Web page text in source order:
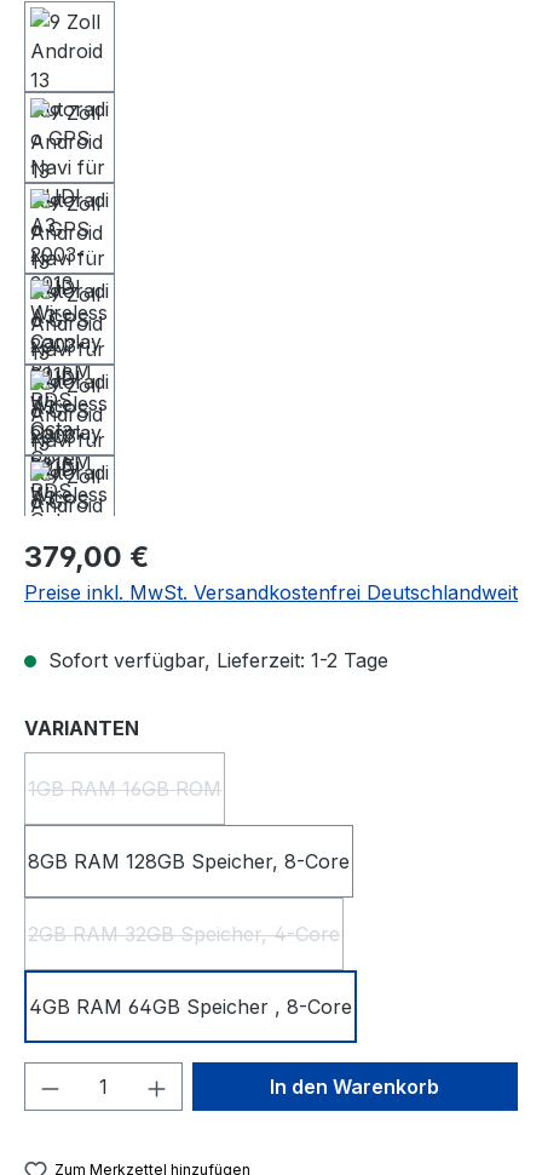
Regulärer Preis:
379,00 €
Preise inkl. MwSt. Versandkostenfrei Deutschlandweit
Sofort verfügbar, Lieferzeit: 1-2 Tage
VARIANTEN
1GB RAM 16GB ROM
(Diese Option ist zurzeit nicht verfügbar.)
8GB RAM 128GB Speicher, 8-Core
2GB RAM 32GB Speicher, 4-Core
(Diese Option ist zurzeit nicht verfügbar.)
4GB RAM 64GB Speicher , 8-Core
Produkt Anzahl: Gib denIn den Warenkorb
Zum Merkzettel hinzufügen